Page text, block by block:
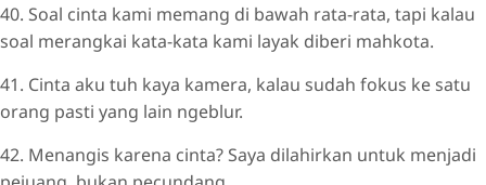
40. Soal cinta kami memang di bawah rata-rata, tapi kalau
soal merangkai kata-kata kami layak diberi mahkota.
41. Cinta aku tuh kaya kamera, kalau sudah fokus ke satu
orang pasti yang lain ngeblur.
42. Menangis karena cinta? Saya dilahirkan untuk menjadi